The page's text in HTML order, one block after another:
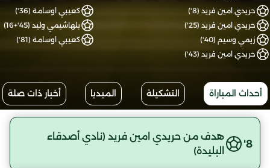
حريدي امين فريد (8')
حريدي امين فريد (25')
زيمي وسيم (40')
حريدي امين فريد (43')
كعيبي اوسامة (36')
بلهاشيمي وليد (45'+16)
كعيبي اوسامة (81')
أحداث المباراة التشكيلة الميديا أخبار ذات صلة
8'
هدف من حريدي امين فريد (نادي أصدقاء
البليدة)